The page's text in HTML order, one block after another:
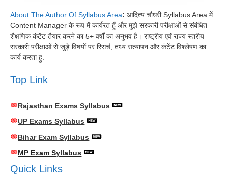
About The Author Of Syllabus Area: आदित्य चौधरी Syllabus Area में
Content Manager के रूप में कार्यरत हूँ और मुझे सरकारी परीक्षाओं से संबंधित
शैक्षणिक कंटेंट तैयार करने का 5+ वर्षों का अनुभव है। राष्ट्रीय एवं राज्य स्तरीय
सरकारी परीक्षाओं से जुड़े विषयों पर रिसर्च, तथ्य सत्यापन और कंटेंट विश्लेषण का
कार्य करता हु.
Top Link
Rajasthan Exams Syllabus
UP Exams Syllabus
Bihar Exam Syllabus
MP Exam Syllabus
Quick Links